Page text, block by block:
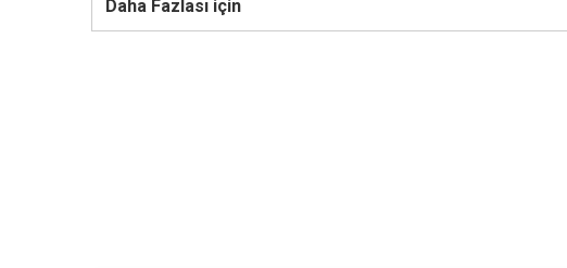
Daha Fazlası için